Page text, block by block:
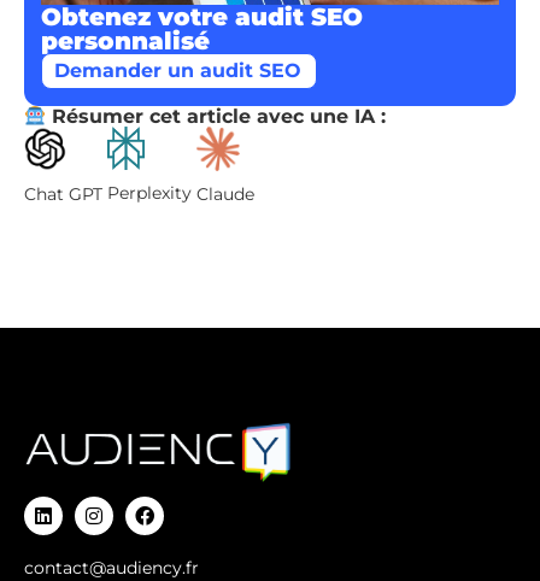
Obtenez votre audit SEO
personnalisé
Demander un audit SEO
Résumer cet article avec une IA :
Chat GPT Perplexity Claude
contact@audiency.fr